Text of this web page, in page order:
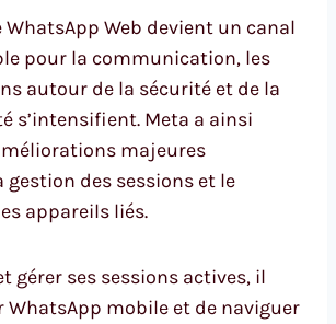
WhatsApp Web devient un canal
pour la communication, les
autour de la sécurité et de la
s’intensifient. Meta a ainsi
majeures
gestion des sessions et le
appareils liés.
gérer ses sessions actives, il
WhatsApp mobile et de naviguer